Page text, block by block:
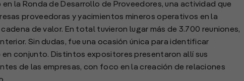
la Ronda de Desarrollo de Proveedores, una actividad que
proveedoras y yacimientos mineros operativos en la
de valor. En total tuvieron lugar más de 3.700 reuniones,
Sin dudas, fue una ocasión única para identificar
conjunto. Distintos expositores presentaron allí sus
de las empresas, con foco en la creación de relaciones